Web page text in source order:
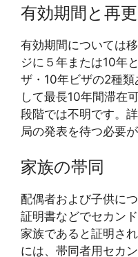
有効期間と再
有効期間については
ジに５年または10年
ザ・10年ビザの2種
して最長10年間滞在
段階では不明です。
局の発表を待つ必要が
家族の帯同
配偶者および子供に
証明書などでセカン
家族であると証明さ
には、帯同者用セカ